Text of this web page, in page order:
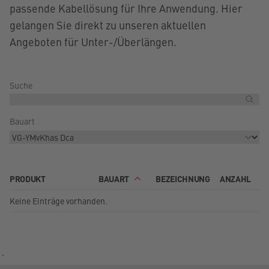
passende Kabellösung für Ihre Anwendung. Hier
gelangen Sie direkt zu unseren aktuellen
Angeboten für Unter-/Überlängen.
Suche
Bauart
PRODUKT BAUART BEZEICHNUNG ANZAHL
Keine Einträge vorhanden.
´